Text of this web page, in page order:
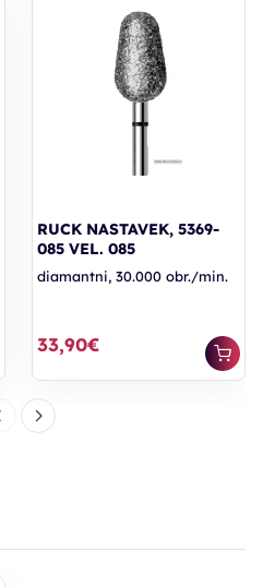
RUCK NASTAVEK, 5369-
085 VEL. 085
diamantni, 30.000 obr./min.
33,90€